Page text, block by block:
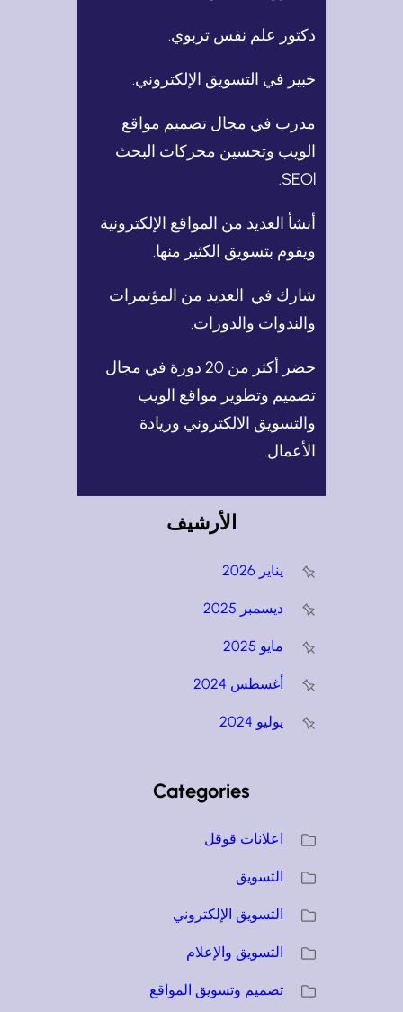
دكتور علم نفس تربوي.
خبير في التسويق الإلكتروني.
مدرب في مجال تصميم مواقع
الويب وتحسين محركات البحث
SEOl.
أنشأ العديد من المواقع الإلكترونية
ويقوم بتسويق الكثير منها.
شارك في العديد من المؤتمرات
والندوات والدورات.
حضر أكثر من 20 دورة في مجال
تصميم وتطوير مواقع الويب
والتسويق الالكتروني وريادة
الأعمال.
الأرشيف
يناير 2026
ديسمبر 2025
مايو 2025
أغسطس 2024
يوليو 2024
Categories
اعلانات قوقل
التسويق
التسويق الإلكتروني
التسويق والإعلام
تصميم وتسويق المواقع